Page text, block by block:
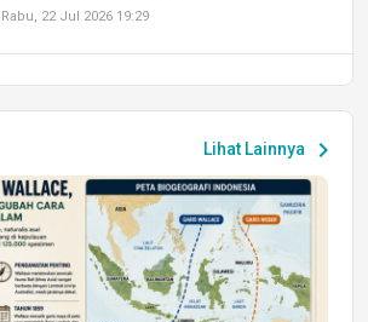
Rabu, 22 Jul 2026 19:29
Peluang Kerja dan Magang
Jumat, 17 Jul 2026 22:30
DAERAH
Astra Motor Kalimantan Timur 2 Dukung
Mahasiswa Samarinda dalam Astra
Honda SDGs Future Leaders 2026
Lihat Lainnya chevron_right